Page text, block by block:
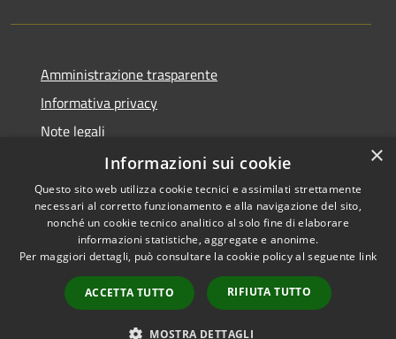
Amministrazione trasparente
Informativa privacy
Note legali
Dichiarazione di accessibilità
RSS
Accessibilità
Copyright © 2026 • Comune di
Cabras • Powered by
Municipium•
Accesso
redazione
×
Informazioni sui cookie
Questo sito web utilizza cookie tecnici e assimilati strettamente
necessari al corretto funzionamento e alla navigazione del sito,
nonché un cookie tecnico analitico al solo fine di elaborare
informazioni statistiche, aggregate e anonime.
Per maggiori dettagli, può consultare la cookie policy al seguente link
ACCETTA TUTTO RIFIUTA TUTTO
MOSTRA DETTAGLI